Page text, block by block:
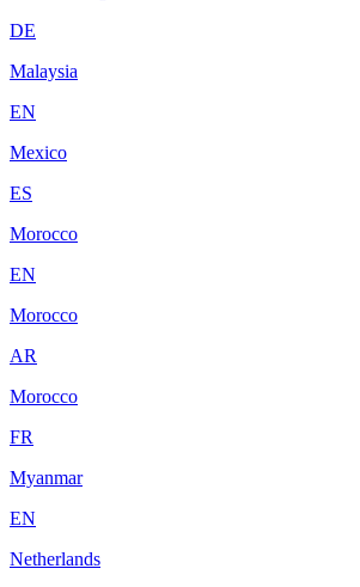
DE
Malaysia
EN
Mexico
ES
Morocco
EN
Morocco
AR
Morocco
FR
Myanmar
EN
Netherlands